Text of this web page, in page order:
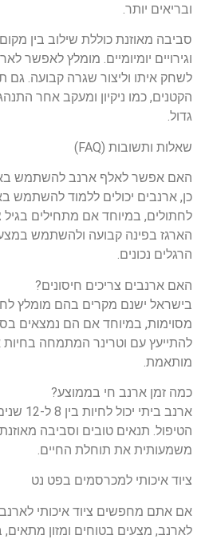
ובריאים יותר.
סביבה מאוזנת כוללת שילוב בין
וגירויים יומיומיים. מומלץ לאפשר
לשחק איתו וליצור שגרה קבועה.
הקטנים, כמו ניקיון ומעקב אחר
גדול.
שאלות ותשובות (FAQ)
האם אפשר לאלף ארנב להשתמש
כן, ארנבים יכולים ללמוד להשתמש
לחתולים, במיוחד אם מתחילים
הארגז בפינה קבועה ולהשתמש
הרגלים נכונים.
האם ארנבים צריכים חיסונים?
בישראל ישנם מקרים בהם מומלץ
מסוימות, במיוחד אם הם נמצאים
להתייעץ עם וטרינר המתמחה
מותאמת.
כמה זמן ארנב חי בממוצע?
ארנב
הטיפול. תנאים טובים וסביבה
משמעותית את תוחלת החיים.
ציוד איכותי למכרסמים בפט נט
אם אתם מחפשים ציוד איכותי
לארנב, מצעים בטוחים ומזון